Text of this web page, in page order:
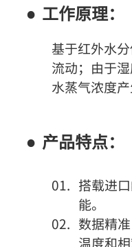
工作原理：
基于红外水
流动；由于
水蒸气浓度
产品特点：
搭载进
能。
数据精
温度和